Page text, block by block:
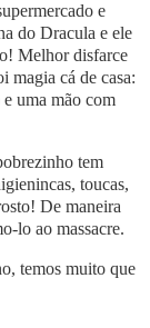
e
do Dracula e ele
Melhor disfarce
magia cá de casa:
e uma mão com
tem
toucas,
De maneira
lo ao massacre.
temos muito que